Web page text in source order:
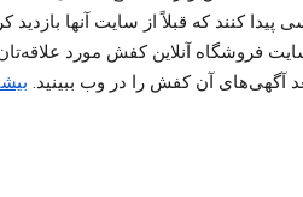
کنند که قبلاً از سایت آنها بازدید
فروشگاه آنلاین کفش مورد
آگهی‌های آن کفش را در وب ببینید.